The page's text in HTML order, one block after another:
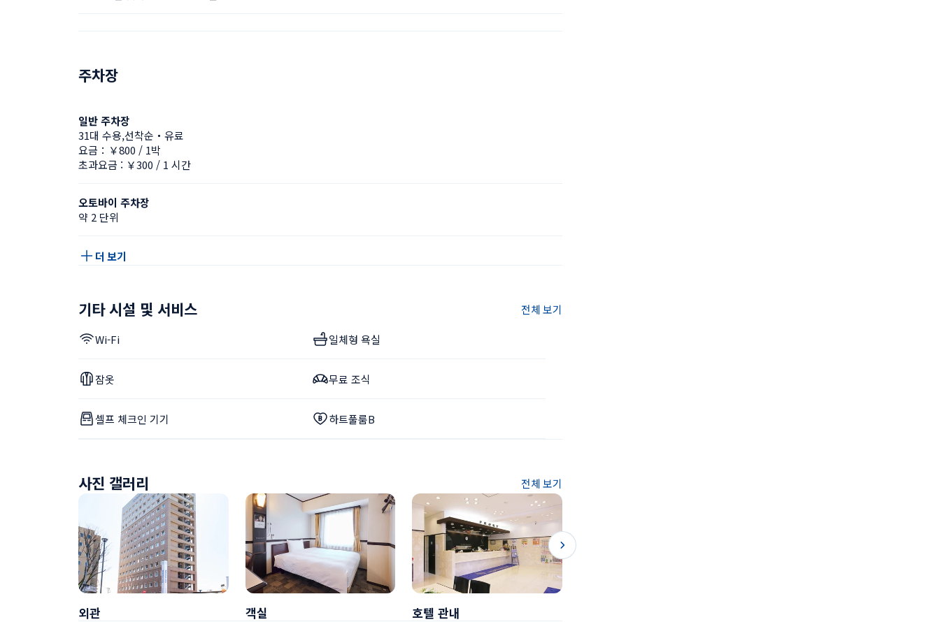
주차장
일반 주차장
31대 수용,선착순・유료
요금：￥800 / 1박
초과요금 : ￥300 / 1 시간
오토바이 주차장
약 2 단위
더 보기
기타 시설 및 서비스 전체 보기
Wi-Fi 일체형 욕실
잠옷 무료 조식
셀프 체크인 기기 하트풀룸B
사진 갤러리 전체 보기
외관 객실 호텔 관내